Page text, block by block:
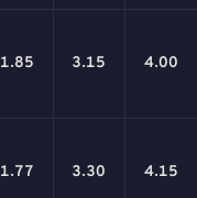
1.85 3.15 4.00
1.77 3.30 4.15